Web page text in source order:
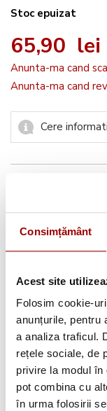
Consimțământ
Acest site
Folosim cookie-
anunțurile, pentru
a analiza traficul.
rețele sociale, de
privire la modul
pot combina cu
în urma folosirii
Stoc epuizat
65,90 lei
Anunta-ma cand
Anunta-ma cand
Cere
Avantajele tale:
Consultanta
Deschidere
Pana la12
Retur in 14